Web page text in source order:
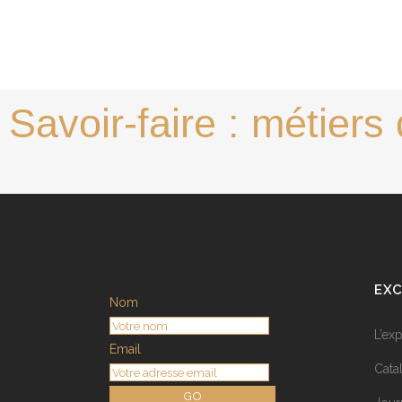
Savoir-faire : métiers
Nom
Email
GO